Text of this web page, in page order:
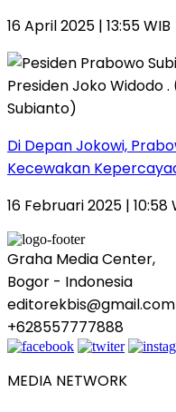
16 April 2025 | 13:55 WIB
Di Depan Jokowi,
Kecewakan
16 Februari 2025 | 10:58
Graha Media Center,
Bogor - Indonesia
editorekbis@gmail.com
+628557777888
MEDIA NETWORK